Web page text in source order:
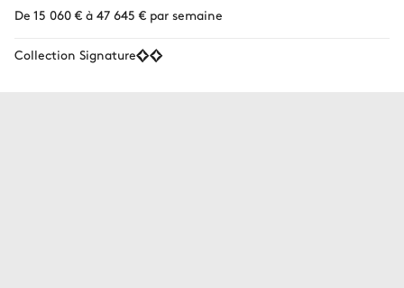
De 15 060 € à 47 645 € par semaine
Collection Signature